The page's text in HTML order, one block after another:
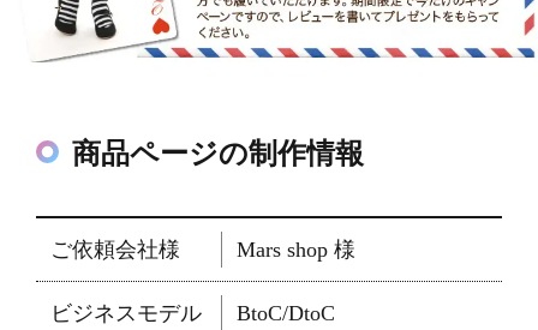
商品ページの制作情報
ご依頼会社様 Mars shop 様
ビジネスモデル BtoC/DtoC